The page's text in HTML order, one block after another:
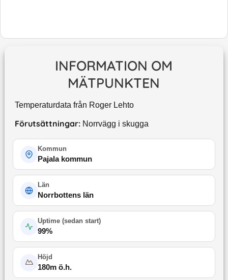
INFORMATION OM
MÄTPUNKTEN
Temperaturdata från Roger Lehto
Förutsättningar: Norrvägg i skugga
Kommun
Pajala kommun
Län
Norrbottens län
Uptime (sedan start)
99%
Höjd
180m ö.h.